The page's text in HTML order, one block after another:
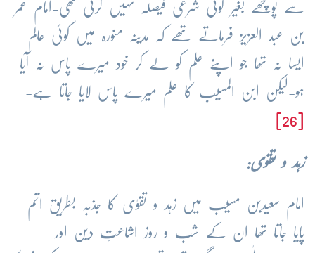
سے پوچھے بغیر کوئی شرعی فیصلہ نہیں کرتی تھی-امام عمر
بن عبد العزیز فرماتے تھے کہ مدینہ منورہ میں کوئی عالم
ایسا نہ تھا جو اپنے علم کو لے کر خود میرے پاس نہ آیا
ہو-لیکن ابن المسیب کا علم میرے پاس لایا جاتا ہے-
زہد و تقوٰی:
امام سعیدبن مسیب میں زہد و تقوٰی کا جذبہ بطریق اتم
پایا جاتا تھا ان کے شب و روز اشاعتِ دین اور